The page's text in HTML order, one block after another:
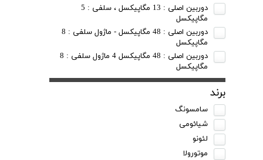
دوربین اصلی : 13 مگاپیکسل ، سلفی : 5
مگاپیکسل
دوربین اصلی : 48 مگاپیکسل - ماژول سلفی : 8
مگاپیکسل
دوربین اصلی : 48 مگاپیکسل 4 ماژول سلفی : 8
مگاپیکسل
برند
سامسونگ
شیائومی
لئونو
موتورولا